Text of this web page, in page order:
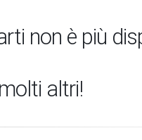
non è più
altri!